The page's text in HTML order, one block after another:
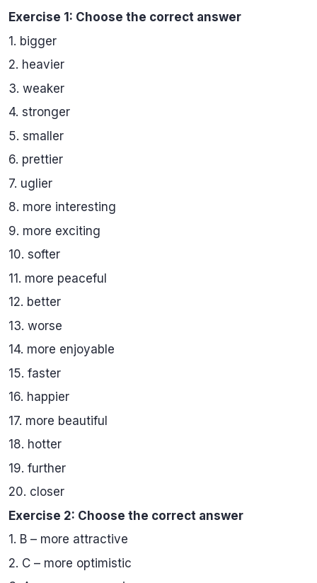
Exercise 1: Choose the correct answer
1. bigger
2. heavier
3. weaker
4. stronger
5. smaller
6. prettier
7. uglier
8. more interesting
9. more exciting
10. softer
11. more peaceful
12. better
13. worse
14. more enjoyable
15. faster
16. happier
17. more beautiful
18. hotter
19. further
20. closer
Exercise 2: Choose the correct answer
1. B – more attractive
2. C – more optimistic